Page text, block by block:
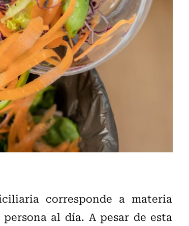
corresponde a materia
al día. A pesar de esta